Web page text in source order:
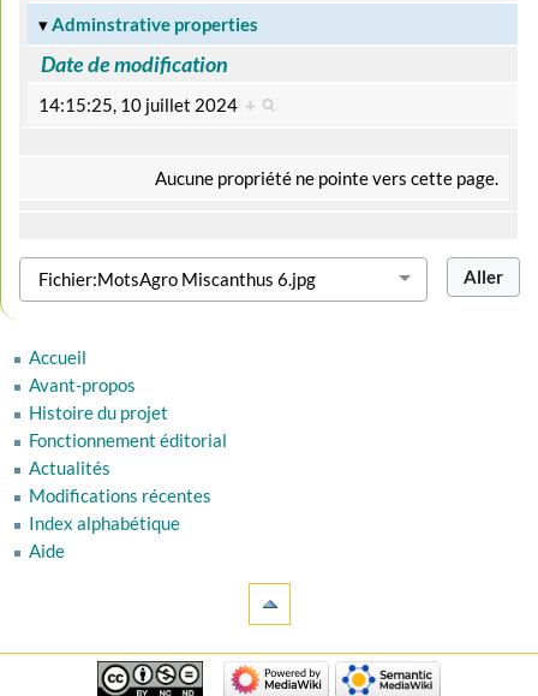
Adminstrative properties
Date de modification
14:15:25, 10 juillet 2024 +
Aucune propriété ne pointe vers cette page.
Accueil
Avant-propos
Histoire du projet
Fonctionnement éditorial
Actualités
Modifications récentes
Index alphabétique
Aide